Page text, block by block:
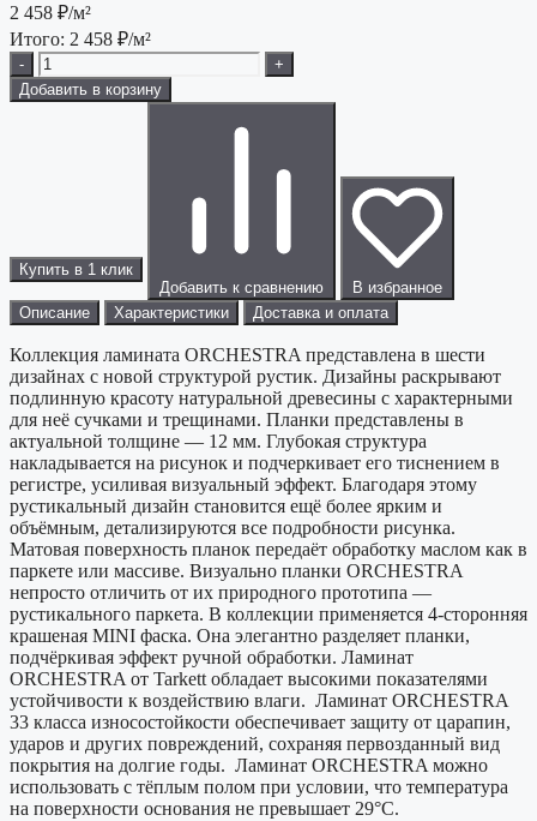
2 458 ₽/м²
Итого: 2 458 ₽/м²
-
+
Добавить в корзину
Купить в 1 клик
Добавить к сравнению
В избранное
Описание
Характеристики Доставка и оплата
Коллекция ламината ORCHESTRA представлена в шести
дизайнах с новой структурой рустик. Дизайны раскрывают
подлинную красоту натуральной древесины с характерными
для неё сучками и трещинами. Планки представлены в
актуальной толщине — 12 мм. Глубокая структура
накладывается на рисунок и подчеркивает его тиснением в
регистре, усиливая визуальный эффект. Благодаря этому
рустикальный дизайн становится ещё более ярким и
объёмным, детализируются все подробности рисунка.
Матовая поверхность планок передаёт обработку маслом как в
паркете или массиве. Визуально планки ORCHESTRA
непросто отличить от их природного прототипа —
рустикального паркета. В коллекции применяется 4-сторонняя
крашеная MINI фаска. Она элегантно разделяет планки,
подчёркивая эффект ручной обработки. Ламинат
ORCHESTRA от Tarkett обладает высокими показателями
устойчивости к воздействию влаги. Ламинат ORCHESTRA
33 класса износостойкости обеспечивает защиту от царапин,
ударов и других повреждений, сохраняя первозданный вид
покрытия на долгие годы. Ламинат ORCHESTRA можно
использовать с тёплым полом при условии, что температура
на поверхности основания не превышает 29°C.